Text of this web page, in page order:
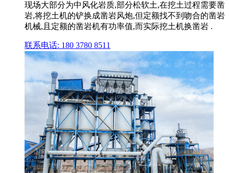
现场大部分为中风化岩质,部分松软土,在挖土过程需要凿
岩,将挖土机的铲换成凿岩风炮,但定额找不到吻合的凿岩
机械,且定额的凿岩机有功率值,而实际挖土机换凿岩 .
联系电话: 180 3780 8511